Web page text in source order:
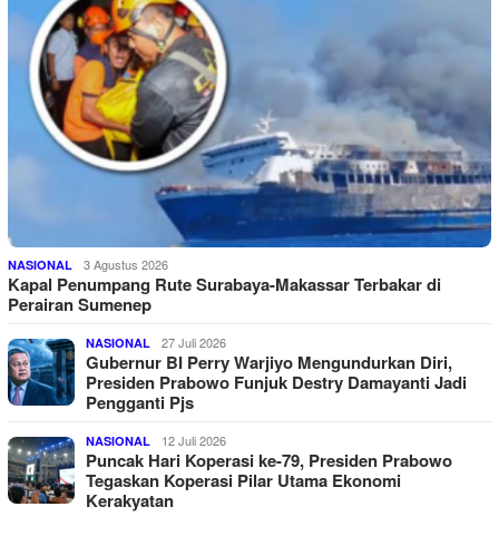
NASIONAL 3 Agustus 2026
Kapal Penumpang Rute Surabaya-Makassar Terbakar di
Perairan Sumenep
NASIONAL 27 Juli 2026
Gubernur BI Perry Warjiyo Mengundurkan Diri,
Presiden Prabowo Funjuk Destry Damayanti Jadi
Pengganti Pjs
NASIONAL 12 Juli 2026
Puncak Hari Koperasi ke-79, Presiden Prabowo
Tegaskan Koperasi Pilar Utama Ekonomi
Kerakyatan